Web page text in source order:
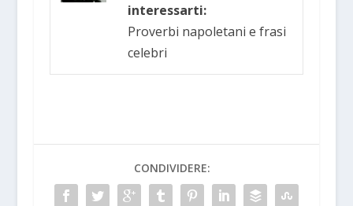
interessarti:
Proverbi napoletani e frasi
celebri
CONDIVIDERE: